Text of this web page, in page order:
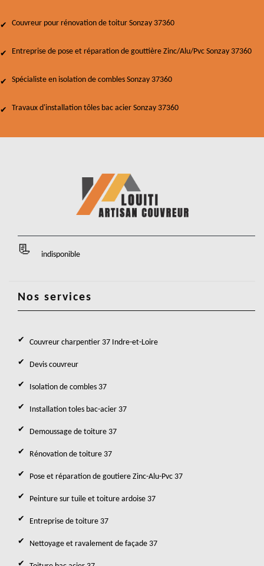
Couvreur pour rénovation de toitur Sonzay 37360
Entreprise de pose et réparation de gouttière Zinc/Alu/Pvc Sonzay 37360
Spécialiste en isolation de combles Sonzay 37360
Travaux d'installation tôles bac acier Sonzay 37360
indisponible
Nos services
Couvreur charpentier 37 Indre-et-Loire
Devis couvreur
Isolation de combles 37
Installation toles bac-acier 37
Demoussage de toiture 37
Rénovation de toiture 37
Pose et réparation de goutiere Zinc-Alu-Pvc 37
Peinture sur tuile et toiture ardoise 37
Entreprise de toiture 37
Nettoyage et ravalement de façade 37